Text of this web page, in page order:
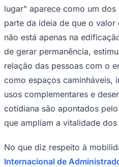
lugar" aparece como um
parte da ideia de que o valor
não está apenas na
de gerar permanência,
relação das pessoas com o
como espaços caminháveis,
usos complementares e
cotidiana são apontados
que ampliam a vitalidade
No que diz respeito à
Internacional de